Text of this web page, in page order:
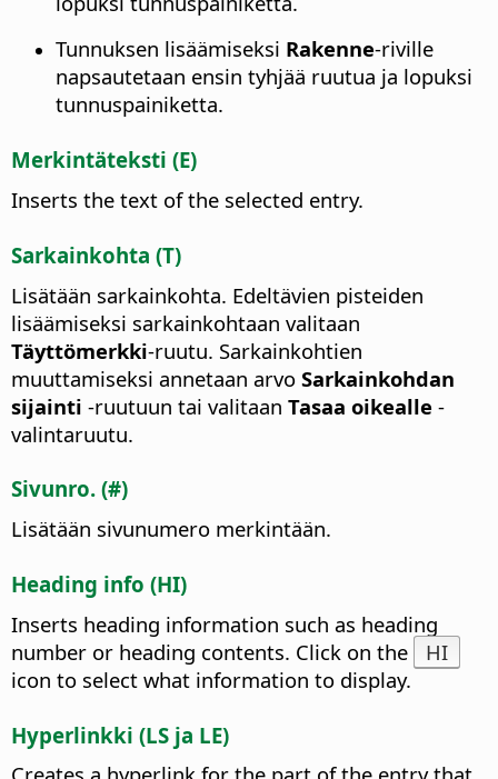
Tunnuksen lisäämiseksi Rakenne-riville
napsautetaan ensin tyhjää ruutua ja lopuksi
tunnuspainiketta.
Merkintäteksti (E)
Inserts the text of the selected entry.
Sarkainkohta (T)
Lisätään sarkainkohta. Edeltävien pisteiden
lisäämiseksi sarkainkohtaan valitaan
Täyttömerkki-ruutu. Sarkainkohtien
muuttamiseksi annetaan arvo Sarkainkohdan
sijainti -ruutuun tai valitaan Tasaa oikealle -
valintaruutu.
Sivunro. (#)
Lisätään sivunumero merkintään.
Heading info (HI)
Inserts heading information such as heading
number or heading contents. Click on the
HI
icon to select what information to display.
Hyperlinkki (LS ja LE)